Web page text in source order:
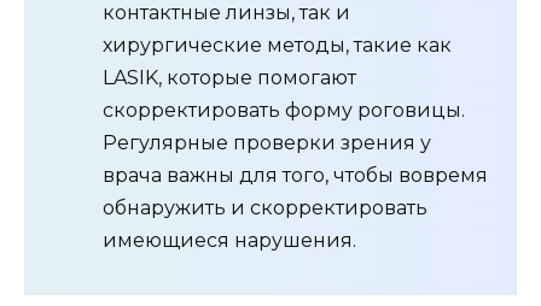
контактные линзы, так и
хирургические методы, такие как
LASIK, которые помогают
скорректировать форму роговицы.
Регулярные проверки зрения у
врача важны для того, чтобы вовремя
обнаружить и скорректировать
имеющиеся нарушения.